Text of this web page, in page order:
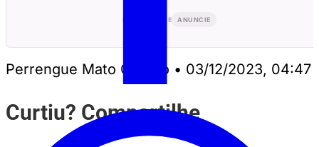
PUBLICIDADE ANUNCIE
Perrengue Mato Grosso • 03/12/2023, 04:47
Curtiu? Compartilhe